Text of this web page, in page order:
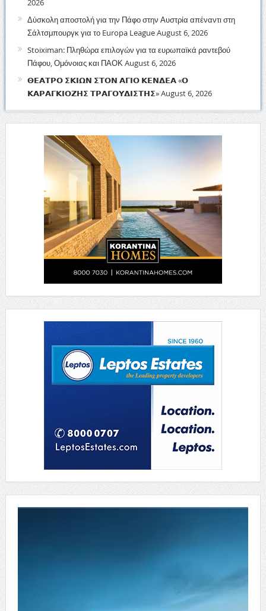
2026
Δύσκολη αποστολή για την Πάφο στην Αυστρία απέναντι στη
Σάλτσμπουργκ για το Europa LeagueAugust 6, 2026
Stoiximan: Πληθώρα επιλογών για τα ευρωπαϊκά ραντεβού
Πάφου, Ομόνοιας και ΠΑΟΚAugust 6, 2026
𝝝𝝚𝝖𝝩𝝦𝝤 𝝨𝝟𝝞𝝮𝝢 𝝨𝝩𝝤𝝢 𝝖𝝘𝝞𝝤 𝝟𝝚𝝢𝝙𝝚𝝖 «𝝤
𝝟𝝖𝝦𝝖𝝘𝝟𝝞𝝤𝝛𝝜𝝨 𝝩𝝦𝝖𝝘𝝤𝝪𝝙𝝞𝝨𝝩𝝜𝝨»August 6, 2026